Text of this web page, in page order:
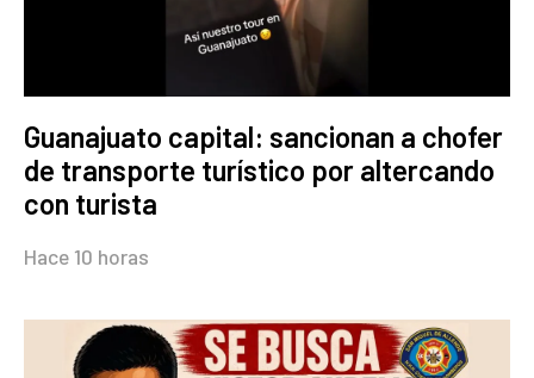
Guanajuato capital: sancionan a chofer
de transporte turístico por altercando
con turista
Hace 10 horas